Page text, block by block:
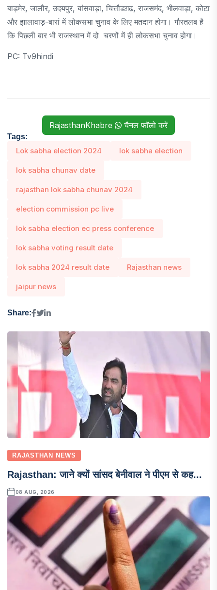
बाड़मेर, जालौर, उदयपुर, बांसवाड़ा, चित्तौडग़ढ़, राजसमंद, भीलवाड़ा, कोटा
और झालावाड़-बारां में लोकसभा चुनाव के लिए मतदान होगा। गौरतलब है
कि पिछली बार भी राजस्थान में दो चरणों में ही लोकसभा चुनाव होगा।
PC: Tv9hindi
RajasthanKhabre चैनल फॉलो करें
Tags:
Lok sabha election 2024 lok sabha election
lok sabha chunav date
rajasthan lok sabha chunav 2024
election commission pc live
lok sabha election ec press conference
lok sabha voting result date
lok sabha 2024 result date Rajasthan news
jaipur news
Share:
RAJASTHAN NEWS
Rajasthan: जाने क्यों सांसद बेनीवाल ने पीएम से कह...
08 AUG, 2026